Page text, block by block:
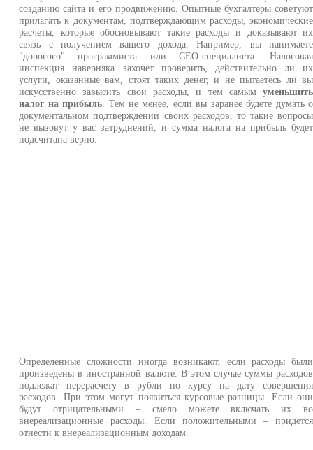
созданию сайта и его продвижению. Опытные бухгалтеры советуют
прилагать к документам, подтверждающим расходы, экономические
расчеты, которые обосновывают такие расходы и доказывают их
связь с получением вашего дохода. Например, вы нанимаете
"дорогого" программиста или СЕО-специалиста. Налоговая
инспекция наверняка захочет проверить, действительно ли их
услуги, оказанные вам, стоят таких денег, и не пытаетесь ли вы
искусственно завысить свои расходы, и тем самымуменьшить
налог на прибыль . Тем не менее, если вы заранее будете думать о
документальном подтверждении своих расходов, то такие вопросы
не вызовут у вас затруднений, и сумма налога на прибыль будет
подсчитана верно.
Определенные сложности иногда возникают, если расходы были
произведены в иностранной валюте. В этом случае суммы расходов
подлежат перерасчету в рубли по курсу на дату совершения
расходов. При этом могут появиться курсовые разницы. Если они
будут отрицательными – смело можете включать их во
внереализационные расходы. Если положительными – придется
отнести к внереализационным доходам.